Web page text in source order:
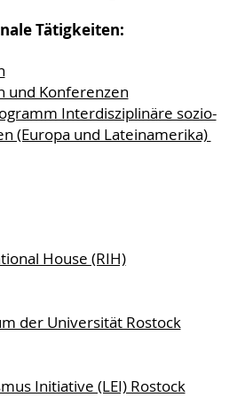
Tätigkeiten:
und Konferenzen
Interdisziplinäre sozio-
(Europa und Lateinamerika)
House (RIH)
der Universität Rostock
Initiative (LEI) Rostock